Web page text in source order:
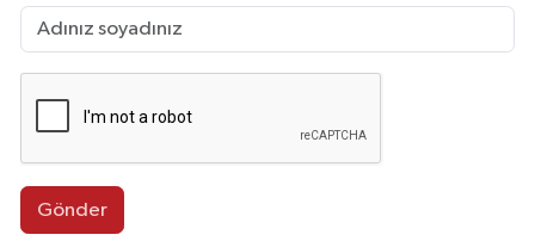
Gönder